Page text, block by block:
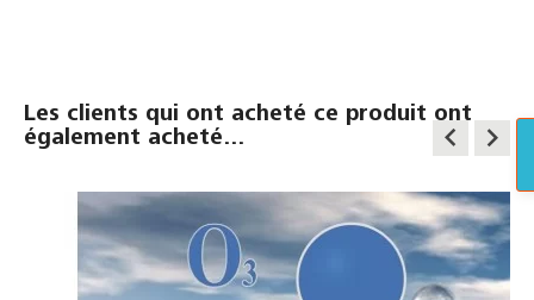
Les clients qui ont acheté ce produit ont
également acheté...
keyboard_arrow_left keyboard_arrow_right